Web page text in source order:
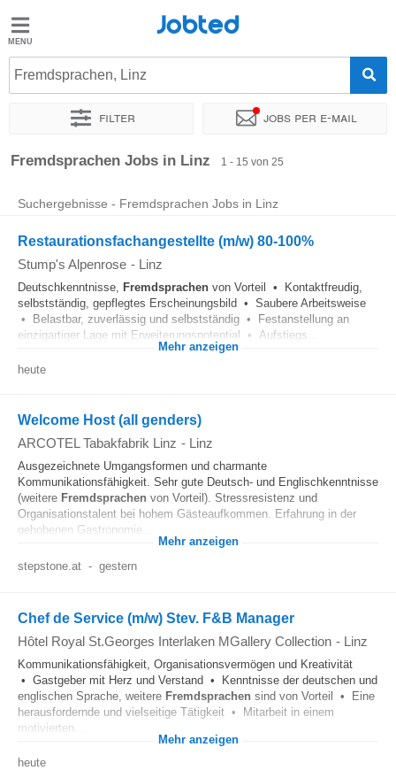
Jobted
Jobs
Jobted
Fremdsprachen, Linz
Filter Jobs per e-mail
Sortieren nach Genauer Standort Unternehmen
Fremdsprachen Jobs in Linz 1 - 15 von 25
Suchergebnisse - Fremdsprachen Jobs in Linz
Restaurationsfachangestellte (m/w) 80-100%
Stump's Alpenrose - Linz
Deutschkenntnisse, Fremdsprachen von Vorteil • Kontaktfreudig,
selbstständig, gepflegtes Erscheinungsbild • Saubere Arbeitsweise
• Belastbar, zuverlässig und selbstständig • Festanstellung an
einzigartiger Lage mit Erweiterungspotential • Aufstiegs...
Mehr anzeigen
heute
Welcome Host (all genders)
ARCOTEL Tabakfabrik Linz - Linz
Ausgezeichnete Umgangsformen und charmante
Kommunikationsfähigkeit. Sehr gute Deutsch- und Englischkenntnisse
(weitere Fremdsprachen von Vorteil). Stressresistenz und
Organisationstalent bei hohem Gästeaufkommen. Erfahrung in der
gehobenen Gastronomie...
Mehr anzeigen
stepstone.at - gestern
Chef de Service (m/w) Stev. F&B Manager
Hôtel Royal St.Georges Interlaken MGallery Collection - Linz
Kommunikationsfähigkeit, Organisationsvermögen und Kreativität
• Gastgeber mit Herz und Verstand • Kenntnisse der deutschen und
englischen Sprache, weitere Fremdsprachen sind von Vorteil • Eine
herausfordernde und vielseitige Tätigkeit • Mitarbeit in einem
motivierten...
Mehr anzeigen
heute